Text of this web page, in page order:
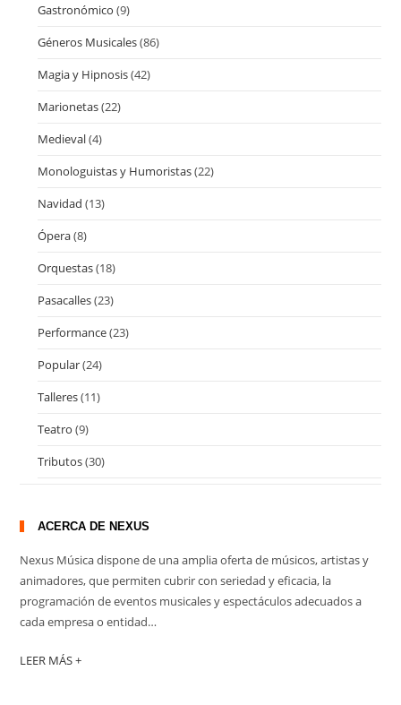
Gastronómico (9)
Géneros Musicales(86)
Magia y Hipnosis(42)
Marionetas(22)
Medieval(4)
Monologuistas y Humoristas(22)
Navidad (13)
Ópera(8)
Orquestas(18)
Pasacalles(23)
Performance(23)
Popular(24)
Talleres(11)
Teatro (9)
Tributos(30)
ACERCA DE NEXUS
Nexus Música dispone de una amplia oferta de músicos, artistas y
animadores, que permiten cubrir con seriedad y eficacia, la
programación de eventos musicales y espectáculos adecuados a
cada empresa o entidad…
LEER MÁS +